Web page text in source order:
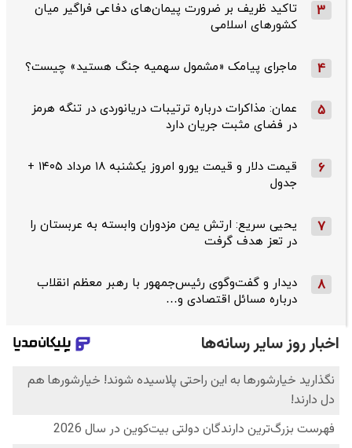
3
تاکید ظریف بر ضرورت پیمان‌های دفاعی فراگیر میان
کشورهای اسلامی
4 ماجرای پیامک «مشمول سهمیه جنگ هستید» چیست؟
5
عمان: مذاکرات درباره ترتیبات دریانوردی در تنگه هرمز
در فضای مثبت جریان دارد
6
قیمت دلار و قیمت یورو امروز یکشنبه ۱۸ مرداد ۱۴۰۵ +
جدول
7
یحیی سریع: ارتش یمن مزدوران وابسته به عربستان را
در تعز هدف گرفت
8
دیدار و گفت‌وگوی رئیس‌جمهور با رهبر معظم انقلاب
درباره مسائل اقتصادی و…